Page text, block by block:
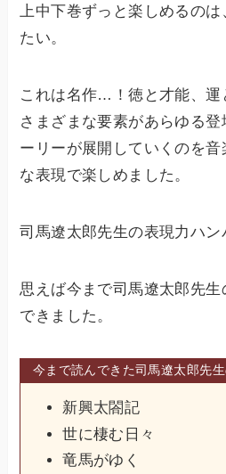
上中下巻ずっと楽しめるの
たい。
これは名作…！徳と才能、運
さまざまな要素があらゆる登
ーリーが展開していくのを
な表現で楽しめました。
司馬遼太郎先生の表現力ハン
思えば今まで司馬遼太郎先
できました。
今まで読んできた司馬遼太郎先
新興太閤記
世に棲む日々
竜馬がゆく